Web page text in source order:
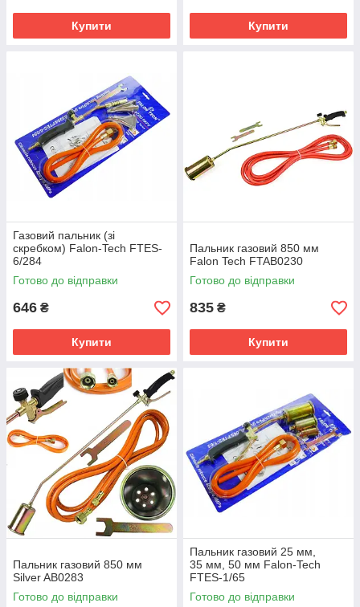
Купити Купити
Газовий пальник (зі
скребком) Falon-Tech FTES-
6/284
Готово до відправки
646 ₴
Купити
Пальник газовий 850 мм
Falon Tech FTAB0230
Готово до відправки
835 ₴
Купити
Пальник газовий 850 мм
Silver AB0283
Готово до відправки
Пальник газовий 25 мм,
35 мм, 50 мм Falon-Tech
FTES-1/65
Готово до відправки